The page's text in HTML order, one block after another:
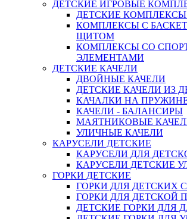
ДЕТСКИЕ ИГРОВЫЕ
ДЕТСКИЕ КОМПЛЕКСЫ
КОМПЛЕКСЫ С
ЩИТОМ
КОМПЛЕКСЫ СО
ЭЛЕМЕНТАМИ
ДЕТСКИЕ КАЧЕЛИ
ДВОЙНЫЕ КАЧЕЛИ
ДЕТСКИЕ КАЧЕЛИ ИЗ
КАЧАЛКИ НА
КАЧЕЛИ - БАЛАНСИРЫ
МАЯТНИКОВЫЕ
УЛИЧНЫЕ КАЧЕЛИ
КАРУСЕЛИ ДЕТСКИЕ
КАРУСЕЛИ ДЛЯ
КАРУСЕЛИ ДЕТСКИЕ
ГОРКИ ДЕТСКИЕ
ГОРКИ ДЛЯ ДЕТСКИХ
ГОРКИ ДЛЯ ДЕТСКОЙ
ДЕТСКИЕ ГОРКИ ДЛЯ